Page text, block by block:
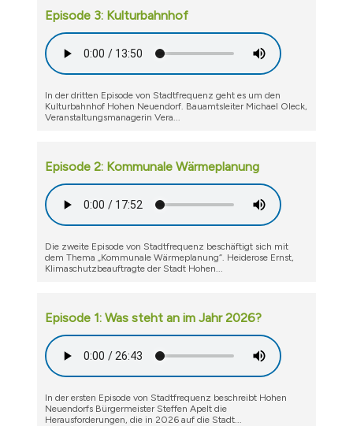
Episode 3: Kulturbahnhof
In der dritten Episode von Stadtfrequenz geht es um den
Kulturbahnhof Hohen Neuendorf. Bauamtsleiter Michael Oleck,
Veranstaltungsmanagerin Vera...
Episode 2: Kommunale Wärmeplanung
Die zweite Episode von Stadtfrequenz beschäftigt sich mit
dem Thema „Kommunale Wärmeplanung“. Heiderose Ernst,
Klimaschutzbeauftragte der Stadt Hohen...
Episode 1: Was steht an im Jahr 2026?
In der ersten Episode von Stadtfrequenz beschreibt Hohen
Neuendorfs Bürgermeister Steffen Apelt die
Herausforderungen, die in 2026 auf die Stadt...